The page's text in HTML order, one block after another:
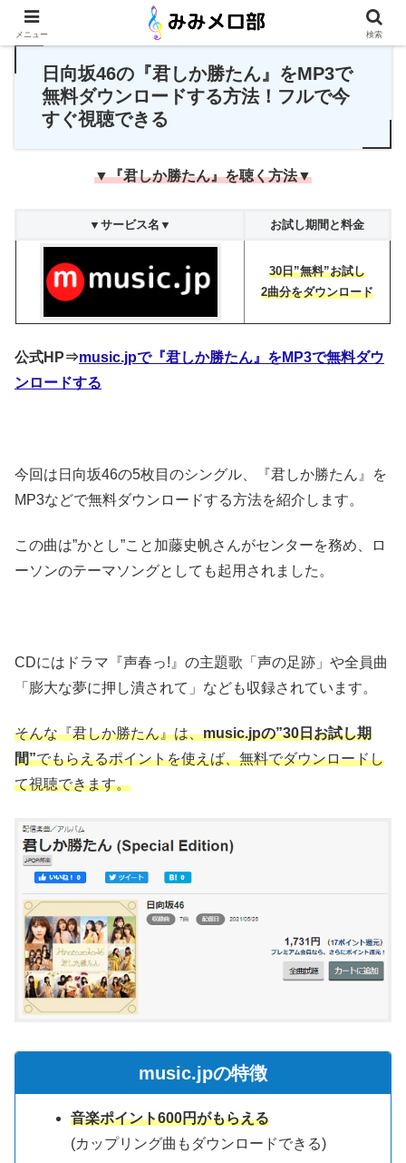
PR
日向坂46の『君しか勝たん』をMP3で
無料ダウンロードする方法！フルで今
すぐ視聴できる
▼『君しか勝たん』を聴く方法▼
▼サービス名▼ お試し期間と料金
30日”無料”お試し
2曲分をダウンロード
公式HP⇒music.jpで『君しか勝たん』をMP3で無料ダウ
ンロードする
今回は日向坂46の5枚目のシングル、『君しか勝たん』を
MP3などで無料ダウンロードする方法を紹介します。
この曲は”かとし”こと加藤史帆さんがセンターを務め、ロ
ーソンのテーマソングとしても起用されました。
CDにはドラマ『声春っ!』の主題歌「声の足跡」や全員曲
「膨大な夢に押し潰されて」なども収録されています。
そんな『君しか勝たん』は、music.jpの”30日お試し期
間”でもらえるポイントを使えば、無料でダウンロードし
て視聴できます。
music.jpの特徴
音楽ポイント600円がもらえる
(カップリング曲もダウンロードできる)
メニュー 検索